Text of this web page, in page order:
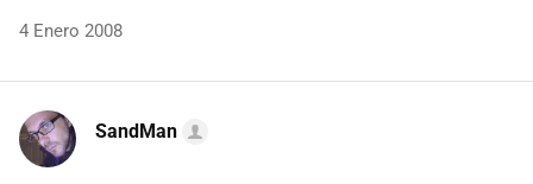
4 Enero 2008
SandMan